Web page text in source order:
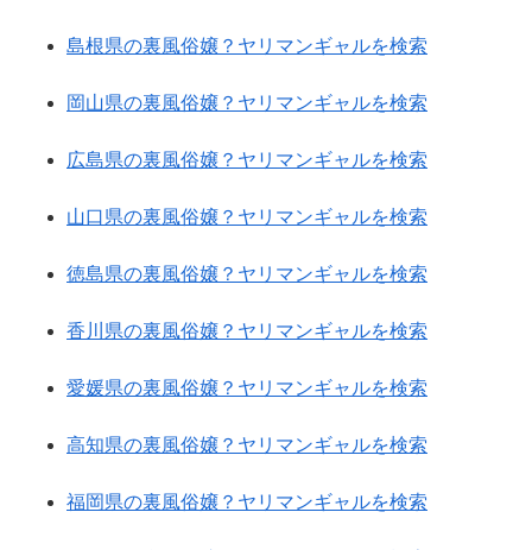
島根県の裏風俗嬢？ヤリマンギャルを検索
岡山県の裏風俗嬢？ヤリマンギャルを検索
広島県の裏風俗嬢？ヤリマンギャルを検索
山口県の裏風俗嬢？ヤリマンギャルを検索
徳島県の裏風俗嬢？ヤリマンギャルを検索
香川県の裏風俗嬢？ヤリマンギャルを検索
愛媛県の裏風俗嬢？ヤリマンギャルを検索
高知県の裏風俗嬢？ヤリマンギャルを検索
福岡県の裏風俗嬢？ヤリマンギャルを検索